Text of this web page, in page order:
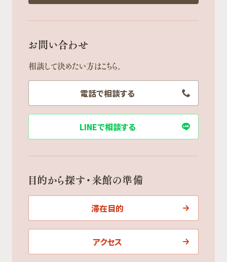
お問い合わせ
相談して決めたい方はこちら。
電話で相談する
LINEで相談する
目的から探す・来館の準備
滞在目的
アクセス